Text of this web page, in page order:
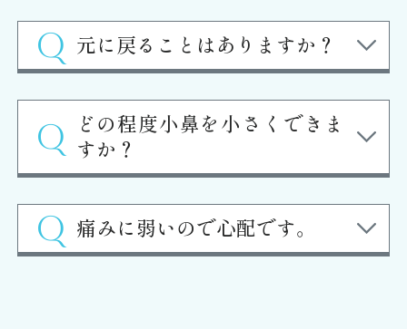
元に戻ることはありますか？
どの程度小鼻を小さくできま
すか？
痛みに弱いので心配です。